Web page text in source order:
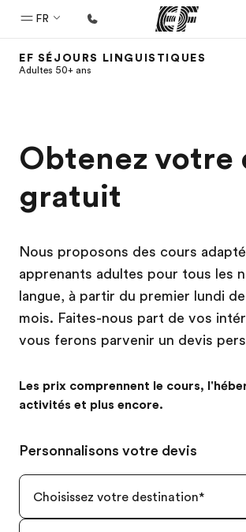
FR
Accueil
Nos offres
Bureaux
Trouver un bureau
A propos de nous
Qui sommes-nous ?
EF recrute
EF SÉJOURS LINGUISTIQUES
Adultes 50+ ans
Obtenez votre
gratuit
Nous proposons des cours
apprenants adultes pour tous les
langue, à partir du premier lundi
mois. Faites-nous part de vos
vous ferons parvenir un devis
Les prix comprennent le cours,
activités et plus encore.
Personnalisons votre devis
Choisissez votre destination*